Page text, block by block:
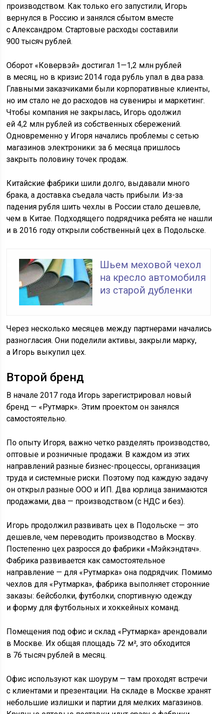
производством. Как только его запустили, Игорь
вернулся в Россию и занялся сбытом вместе
с Александром. Стартовые расходы составили
900 тысяч рублей.
Оборот «Ковервэй» достигал 1—1,2 млн рублей
в месяц, но в кризис 2014 года рубль упал в два раза.
Главными заказчиками были корпоративные клиенты,
но им стало не до расходов на сувениры и маркетинг.
Чтобы компания не закрылась, Игорь одолжил
ей 4,2 млн рублей из собственных сбережений.
Одновременно у Игоря начались проблемы с сетью
магазинов электроники: за 6 месяца пришлось
закрыть половину точек продаж.
Китайские фабрики шили долго, выдавали много
брака, а доставка съедала часть прибыли. Из-за
падения рубля шить чехлы в России стало дешевле,
чем в Китае. Подходящего подрядчика ребята не нашли
и в 2016 году открыли собственный цех в Подольске.
Шьем меховой чехол
на кресло автомобиля
из старой дубленки
Через несколько месяцев между партнерами начались
разногласия. Они поделили активы, закрыли марку,
а Игорь выкупил цех.
Второй бренд
В начале 2017 года Игорь зарегистрировал новый
бренд — «Рутмарк». Этим проектом он занялся
самостоятельно.
По опыту Игоря, важно четко разделять производство,
оптовые и розничные продажи. В каждом из этих
направлений разные бизнес-процессы, организация
труда и системные риски. Поэтому под каждую задачу
он открыл разныеООО и ИП. Два юрлица занимаются
продажами, два — производством (с НДС и без).
Игорь продолжил развивать цех в Подольске — это
дешевле, чем переводить производство в Москву.
Постепенно цех разросся до фабрики «Мэйкэндтач».
Фабрика развивается как самостоятельное
направление — для «Рутмарка» она подрядчик. Помимо
чехлов для «Рутмарка», фабрика выполняет сторонние
заказы: бейсболки, футболки, спортивную одежду
и форму для футбольных и хоккейных команд.
Помещения под офис и склад «Рутмарка» арендовали
в Москве. Их общая площадь 72 м², это обходится
в 76 тысяч рублей в месяц.
Офис используют как шоурум — там проходят встречи
с клиентами и презентации. На складе в Москве хранят
небольшие излишки и партии для мелких магазинов.